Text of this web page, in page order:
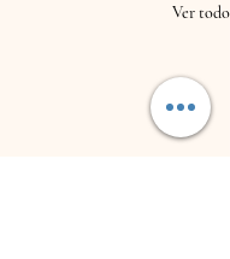
Ver todo